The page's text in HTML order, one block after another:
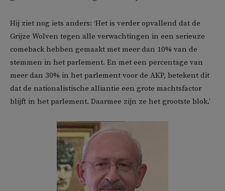
Hij ziet nog iets anders: ‘Het is verder opvallend dat de
Grijze Wolven tegen alle verwachtingen in een serieuze
comeback hebben gemaakt met meer dan 10% van de
stemmen in het parlement. En met een percentage van
meer dan 30% in het parlement voor de AKP, betekent dit
dat de nationalistische alliantie een grote machtsfactor
blijft in het parlement. Daarmee zijn ze het grootste blok.’